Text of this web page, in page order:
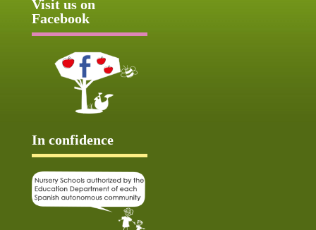
Visit us on
Facebook
In confidence